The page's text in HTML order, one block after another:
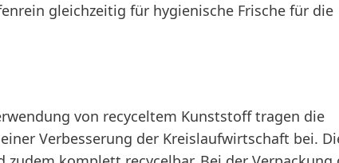
gleichzeitig für hygienische Frische für die
von recyceltem Kunststoff tragen die
Verbesserung der Kreislaufwirtschaft bei.